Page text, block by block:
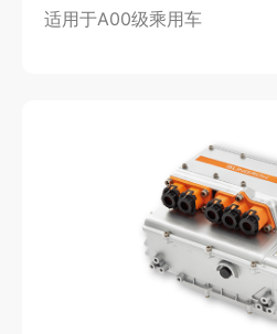
适用于A00级乘用车